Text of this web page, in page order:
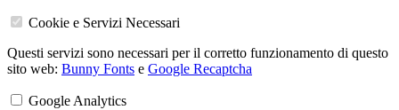
Cookie e Servizi Necessari
Questi servizi sono necessari per il corretto funzionamento di questo
sito web: Bunny Fonts e Google Recaptcha
Google Analytics